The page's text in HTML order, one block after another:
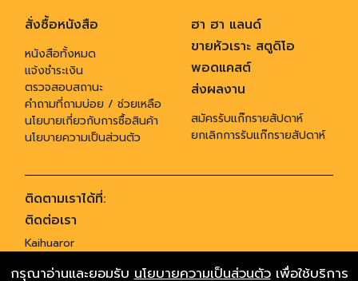
สั่งซื้อหนังสือ
หนังสือทั้งหมด
แจ้งชำระเงิน
ตรวจสอบสถานะ
คำถามที่ถามบ่อย / ช่วยเหลือ
นโยบายเกี่ยวกับการซื้อสินค้า
นโยบายความเป็นส่วนตัว
ฮา ฮา แลนด์
ขายหัวเราะ สตูดิโอ
พอดแคสต์
ส่งผลงาน
สมัครรับแก๊กรายสัปดาห์
ยกเลิกการรับแก๊กรายสัปดาห์
ติดตามเราได้ที่:
ติดต่อเรา
Kaihuaror
โทร 02-6419955,ติตต่อโฆษณา gagservice@banluegroup.com
กรุณาอ่านและยอมรับนโยบายความเป็นส่วนตัวเพื่อใช้บริการ